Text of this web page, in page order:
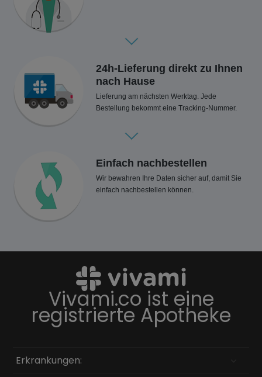
24h-Lieferung direkt zu Ihnen
nach Hause
Lieferung am nächsten Werktag. Jede
Bestellung bekommt eine Tracking-Nummer.
Einfach nachbestellen
Wir bewahren Ihre Daten sicher auf, damit Sie
einfach nachbestellen können.
Vivami.co ist eine
registrierte Apotheke
Erkrankungen: